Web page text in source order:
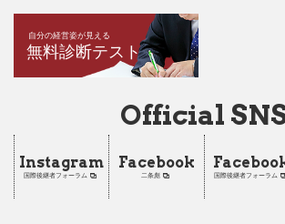
自分の経営姿が見える
無料診断テスト
Official
Instagram
国際後継者フォーラム
Facebook
二条彪 国際後継者フォーラム